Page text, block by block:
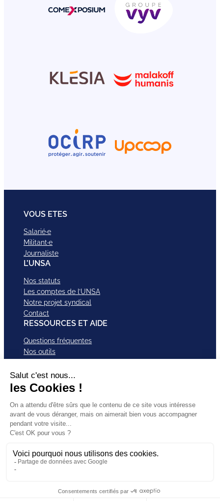
VOUS ETES
Salarié·e
Militant·e
Journaliste
L’UNSA
Nos statuts
Les comptes de l’UNSA
Notre projet syndical
Contact
RESSOURCES ET AIDE
Questions fréquentes
Nos outils
Nos structures et services
Je VEUX Adhérer
ABonnez-vous à nos newsletter
Mentions légales
Politique de
Facebook